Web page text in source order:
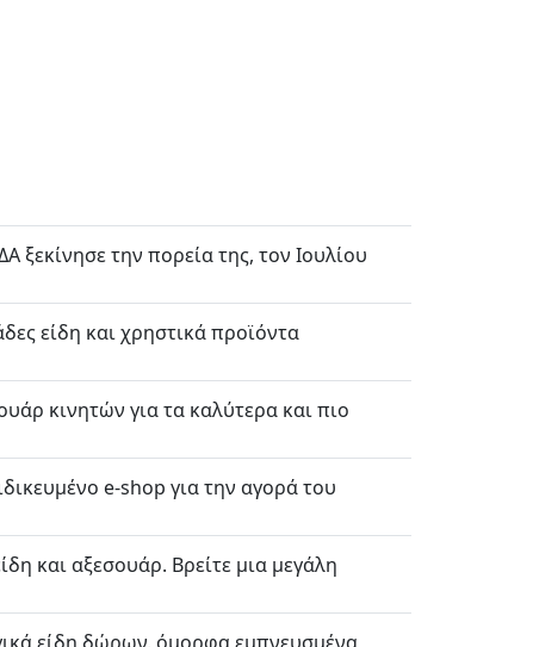
την πορεία της, τον Ιουλίου
είδη και χρηστικά προϊόντα
κινητών για τα καλύτερα και πιο
e-shop για την αγορά του
και αξεσουάρ. Βρείτε μια μεγάλη